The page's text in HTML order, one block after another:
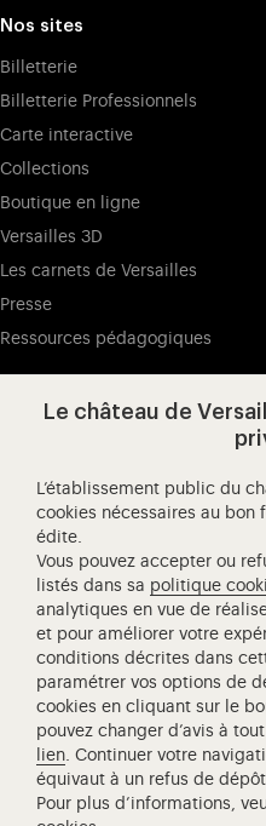
Nos sites
Billetterie
Billetterie Professionnels
Carte interactive
Collections
Boutique en ligne
Versailles 3D
Les carnets de Versailles
Presse
Ressources pédagogiques
Visitez
Château de Versailles
L'Opéra royal de Versailles
Centre de recherche du
Centre de Musique Baroque
Réseau des Résidences
Société des Amis de
Académie équestre
Campus Versailles
Le château de
L’établissement public du
cookies nécessaires au bon
édite.
Vous pouvez accepter ou
listés dans sa politique
analytiques en vue de
et pour améliorer votre
conditions décrites dans
paramétrer vos options de
cookies en cliquant sur le
pouvez changer d’avis à
lien. Continuer votre
équivaut à un refus de
Pour plus d’informations,